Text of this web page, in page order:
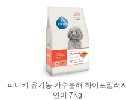
피니키 유기농 가수분해 하이포알러지
연어 7Kg